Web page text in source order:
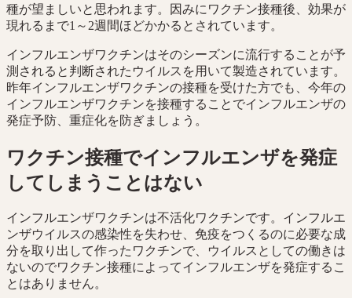
種が望ましいと思われます。因みにワクチン接種後、効果が
現れるまで1～2週間ほどかかるとされています。
インフルエンザワクチンはそのシーズンに流行することが予
測されると判断されたウイルスを用いて製造されています。
昨年インフルエンザワクチンの接種を受けた方でも、今年の
インフルエンザワクチンを接種することでインフルエンザの
発症予防、重症化を防ぎましょう。
ワクチン接種でインフルエンザを発症
してしまうことはない
インフルエンザワクチンは不活化ワクチンです。インフルエ
ンザウイルスの感染性を失わせ、免疫をつくるのに必要な成
分を取り出して作ったワクチンで、ウイルスとしての働きは
ないのでワクチン接種によってインフルエンザを発症するこ
とはありません。